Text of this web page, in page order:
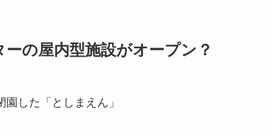
の屋内型施設がオープン？
した「としまえん」